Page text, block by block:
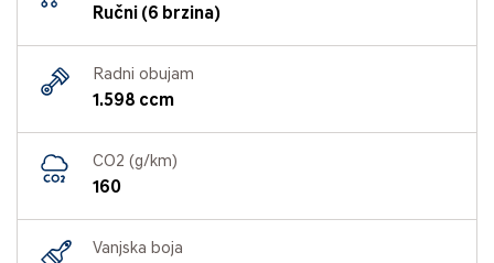
Ručni (6 brzina)
Radni obujam
1.598 ccm
CO2 (g/km)
160
Vanjska boja